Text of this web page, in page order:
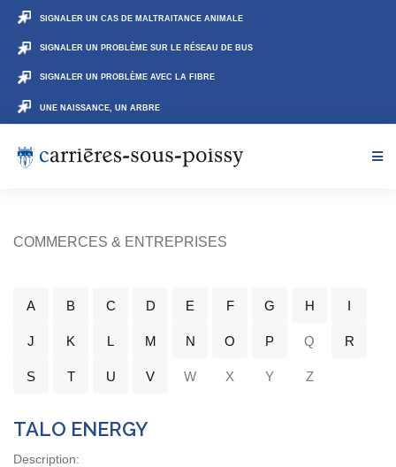
SIGNALER UN CAS DE MALTRAITANCE ANIMALE
SIGNALER UN PROBLÈME SUR LE RÉSEAU DE BUS
SIGNALER UN PROBLÈME AVEC LA FIBRE
UNE NAISSANCE, UN ARBRE
COMMERCES & ENTREPRISES
A B C D E F G H I
J K L M N O P Q R
S T U V W X Y Z
TALO ENERGY
Description: